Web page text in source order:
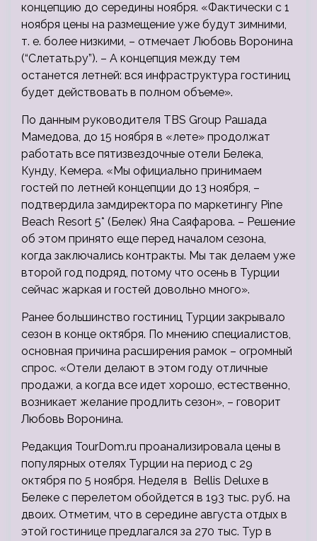
концепцию до середины ноября. «Фактически с 1
ноября цены на размещение уже будут зимними,
т. е. более низкими, – отмечает Любовь Воронина
(“Слетать.ру”). – А концепция между тем
останется летней: вся инфраструктура гостиниц
будет действовать в полном объеме».
По данным руководителя TBS Group Рашада
Мамедова, до 15 ноября в «лете» продолжат
работать все пятизвездочные отели Белека,
Кунду, Кемера. «Мы официально принимаем
гостей по летней концепции до 13 ноября, –
подтвердила замдиректора по маркетингу Pine
Beach Resort 5* (Белек) Яна Саяфарова. – Решение
об этом принято еще перед началом сезона,
когда заключались контракты. Мы так делаем уже
второй год подряд, потому что осень в Турции
сейчас жаркая и гостей довольно много».
Ранее большинство гостиниц Турции закрывало
сезон в конце октября. По мнению специалистов,
основная причина расширения рамок – огромный
спрос. «Отели делают в этом году отличные
продажи, а когда все идет хорошо, естественно,
возникает желание продлить сезон», – говорит
Любовь Воронина.
Редакция TourDom.ru проанализировала цены в
популярных отелях Турции на период с 29
октября по 5 ноября. Неделя в Bellis Deluxe в
Белеке с перелетом обойдется в 193 тыс. руб. на
двоих. Отметим, что в середине августа отдых в
этой гостинице предлагался за 270 тыс. Тур в